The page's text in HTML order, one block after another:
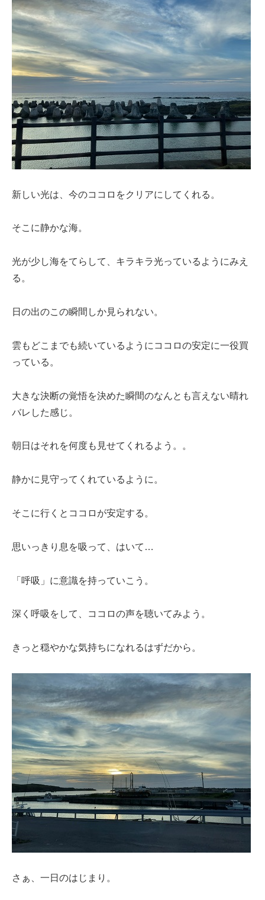
新しい光は、今のココロをクリアにしてくれる。
そこに静かな海。
光が少し海をてらして、キラキラ光っているようにみえ
る。
日の出のこの瞬間しか見られない。
雲もどこまでも続いているようにココロの安定に一役買
っている。
大きな決断の覚悟を決めた瞬間のなんとも言えない晴れ
バレした感じ。
朝日はそれを何度も見せてくれるよう。。
静かに見守ってくれているように。
そこに行くとココロが安定する。
思いっきり息を吸って、はいて…
「呼吸」に意識を持っていこう。
深く呼吸をして、ココロの声を聴いてみよう。
きっと穏やかな気持ちになれるはずだから。
さぁ、一日のはじまり。